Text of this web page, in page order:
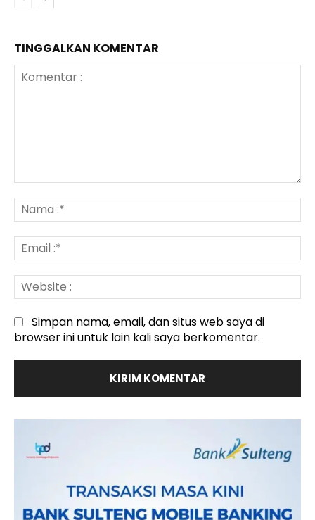
TINGGALKAN KOMENTAR
:*
:*
:
Simpan nama, email, dan situs web saya di
browser ini untuk lain kali saya berkomentar.